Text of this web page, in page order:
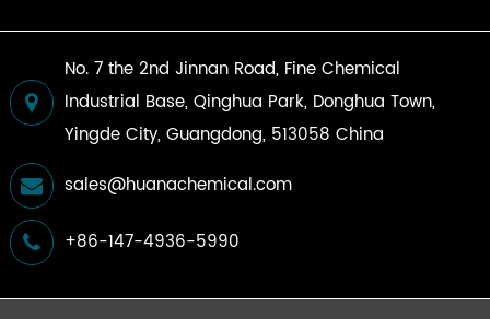
No. 7 the 2nd Jinnan Road, Fine Chemical
Industrial Base, Qinghua Park, Donghua Town,
Yingde City, Guangdong, 513058 China
sales@huanachemical.com
+86-147-4936-5990